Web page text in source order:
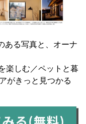
ある写真と、オーナ
楽しむ／ペットと暮
がきっと見つかる